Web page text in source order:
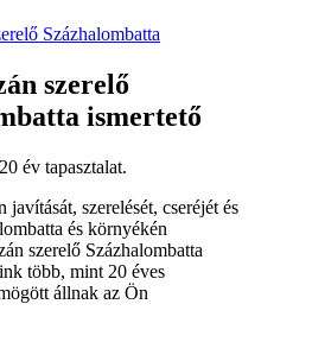
Százhalombatta
szerelő
ismertető
év tapasztalat.
szerelését, cseréjét és
és környékén
szerelő Százhalombatta
több, mint 20 éves
állnak az Ön